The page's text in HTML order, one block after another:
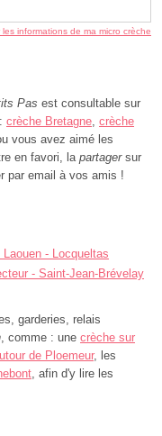
les informations de ma micro crèche
Pas est consultable sur
crèche Bretagne, crèche
vous avez aimé les
en favori, la partagersur
par email à vos amis !
Laouen - Locqueltas
- Saint-Jean-Brévelay
garderies, relais
, comme : une crèche sur
de Ploemeur, les
, afin d'y lire les